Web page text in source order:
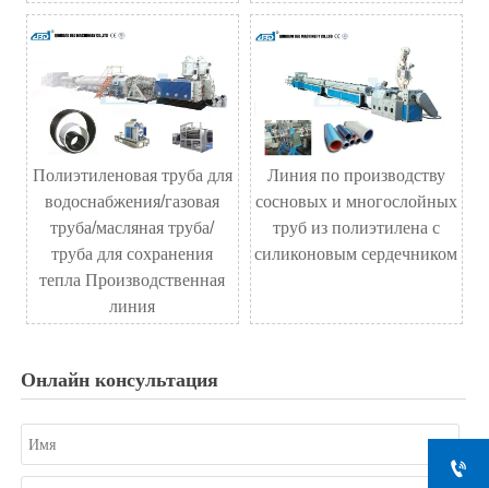
Полиэтиленовая труба для
водоснабжения/газовая
труба/масляная труба/
труба для сохранения
тепла Производственная
линия
Линия по производству
сосновых и многослойных
труб из полиэтилена с
силиконовым сердечником
Онлайн консультация
